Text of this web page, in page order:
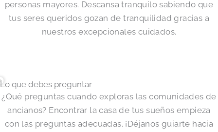
personas mayores. Descansa tranquilo sabiendo que
tus seres queridos gozan de tranquilidad gracias a
nuestros excepcionales cuidados.
Lo que debes preguntar
¿Qué preguntas cuando exploras las comunidades de
ancianos? Encontrar la casa de tus sueños empieza
con las preguntas adecuadas. ¡Déjanos guiarte hacia